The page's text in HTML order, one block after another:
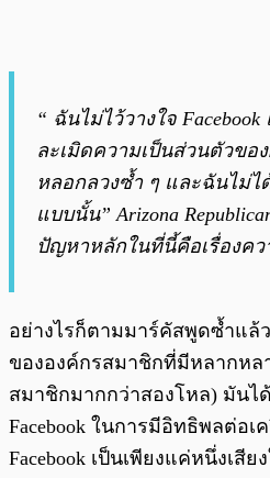
“ ฉันไม่ไว้วางใจ
ละเมิดความเป็นส่วนตัวขอ
หลอกลวงซ้ำ ๆ และฉันไม่ไ
แบบนั้น” Arizona
ปัญหาหลักในที่นี้คือเรื่องคว
อย่างไรก็ตามมาร์คัสพูดซ้ำแล้
ขององค์กรสมาชิกที่มีหลากห
สมาชิกมากกว่าสองโหล) มันไ
Facebook ในการมีอิทธิพลต่อเ
Facebook เป็นเพียงแค่หนึ่งเสี